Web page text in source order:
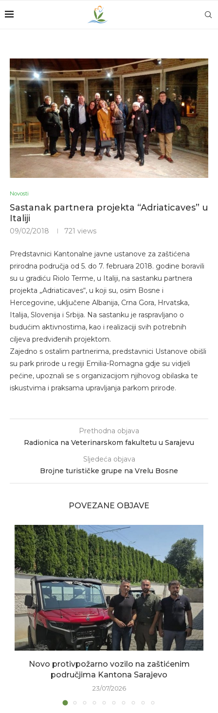
Novosti
Sastanak partnera projekta “Adriaticaves” u
Italiji
09/02/2018 721 views
Predstavnici Kantonalne javne ustanove za zaštićena
prirodna područja od 5. do 7. februara 2018. godine boravili
su u gradiću Riolo Terme, u Italiji, na sastanku partnera
projekta „Adriaticaves“, u koji su, osim Bosne i
Hercegovine, uključene Albanija, Crna Gora, Hrvatska,
Italija, Slovenija i Srbija. Na sastanku je raspravljano o
budućim aktivnostima, kao i realizaciji svih potrebnih
ciljeva predviđenih projektom.
Zajedno s ostalim partnerima, predstavnici Ustanove obišli
su park prirode u regiji Emilia-Romagna gdje su vidjeli
pećine, upoznali se s organizacijom njihovog obilaska te
iskustvima i praksama upravljanja parkom prirode.
Prethodna objava
Radionica na Veterinarskom fakultetu u Sarajevu
Sljedeća objava
Brojne turističke grupe na Vrelu Bosne
POVEZANE OBJAVE
Novo protivpožarno vozilo na zaštićenim
područjima Kantona Sarajevo
23/07/2026